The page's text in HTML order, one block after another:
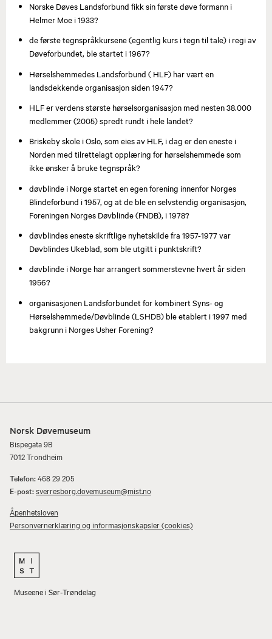
Norske Døves Landsforbund fikk sin første døve formann i
Helmer Moe i 1933?
de første tegnspråkkursene (egentlig kurs i tegn til tale) i regi av
Døveforbundet, ble startet i 1967?
Hørselshemmedes Landsforbund ( HLF) har vært en
landsdekkende organisasjon siden 1947?
HLF er verdens største hørselsorganisasjon med nesten 38.000
medlemmer (2005) spredt rundt i hele landet?
Briskeby skole i Oslo, som eies av HLF, i dag er den eneste i
Norden med tilrettelagt opplæring for hørselshemmede som
ikke ønsker å bruke tegnspråk?
døvblinde i Norge startet en egen forening innenfor Norges
Blindeforbund i 1957, og at de ble en selvstendig organisasjon,
Foreningen Norges Døvblinde (FNDB), i 1978?
døvblindes eneste skriftlige nyhetskilde fra 1957-1977 var
Døvblindes Ukeblad, som ble utgitt i punktskrift?
døvblinde i Norge har arrangert sommerstevne hvert år siden
1956?
organisasjonen Landsforbundet for kombinert Syns- og
Hørselshemmede/Døvblinde (LSHDB) ble etablert i 1997 med
bakgrunn i Norges Usher Forening?
Norsk Døvemuseum
Bispegata 9B
7012 Trondheim
Telefon:468 29 205
E-post:sverresborg.dovemuseum@mist.no
Åpenhetsloven
Personvernerklæring og informasjonskapsler (cookies)
Museene i Sør-Trøndelag